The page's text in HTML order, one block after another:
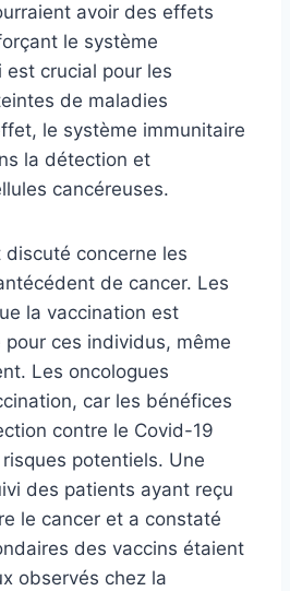
avoir des effets
le système
est crucial pour les
de maladies
le système immunitaire
la détection et
cancéreuses.
concerne les
de cancer. Les
la vaccination est
ces individus, même
Les oncologues
car les bénéfices
contre le Covid-19
potentiels. Une
des patients ayant reçu
le cancer et a constaté
des vaccins étaient
observés chez la